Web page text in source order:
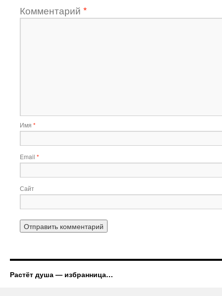
Комментарий *
Имя *
Email *
Сайт
Растёт душа — избранница…